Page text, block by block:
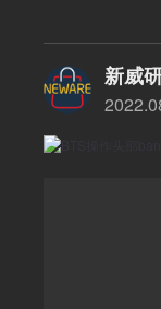
新威